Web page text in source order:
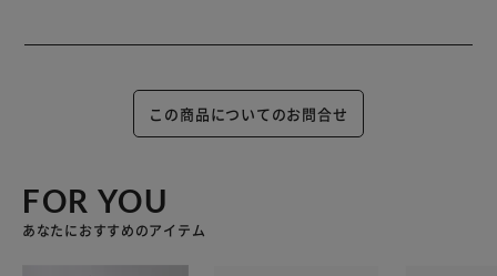
この商品についてのお問合せ
FOR YOU
あなたにおすすめのアイテム